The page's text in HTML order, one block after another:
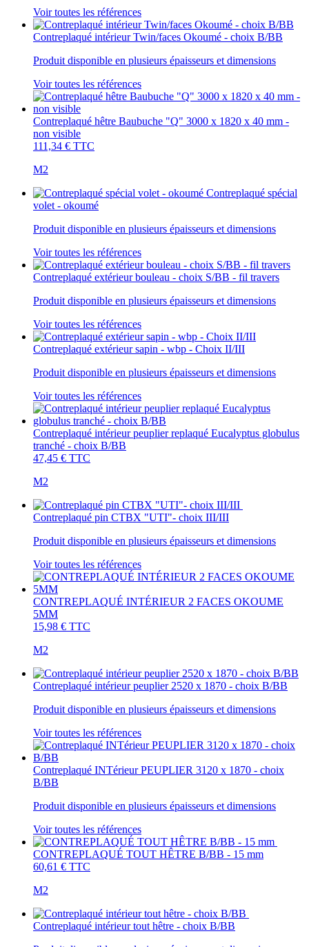
Voir toutes les références
Contreplaqué intérieur Twin/faces Okoumé - choix B/BB
Produit disponible en plusieurs épaisseurs et dimensions
Voir toutes les références
Contreplaqué hêtre Baubuche "Q" 3000 x 1820 x 40 mm -
non visible
111,34 € TTC
M2
Contreplaqué spécial
volet - okoumé
Produit disponible en plusieurs épaisseurs et dimensions
Voir toutes les références
Contreplaqué extérieur bouleau - choix S/BB - fil travers
Produit disponible en plusieurs épaisseurs et dimensions
Voir toutes les références
Contreplaqué extérieur sapin - wbp - Choix II/III
Produit disponible en plusieurs épaisseurs et dimensions
Voir toutes les références
Contreplaqué intérieur peuplier replaqué Eucalyptus globulus
tranché - choix B/BB
47,45 € TTC
M2
Contreplaqué pin CTBX "UTI"- choix III/III
Produit disponible en plusieurs épaisseurs et dimensions
Voir toutes les références
CONTREPLAQUÉ INTÉRIEUR 2 FACES OKOUME
5MM
15,98 € TTC
M2
Contreplaqué intérieur peuplier 2520 x 1870 - choix B/BB
Produit disponible en plusieurs épaisseurs et dimensions
Voir toutes les références
Contreplaqué INTérieur PEUPLIER 3120 x 1870 - choix
B/BB
Produit disponible en plusieurs épaisseurs et dimensions
Voir toutes les références
CONTREPLAQUÉ TOUT HÊTRE B/BB - 15 mm
60,61 € TTC
M2
Contreplaqué intérieur tout hêtre - choix B/BB